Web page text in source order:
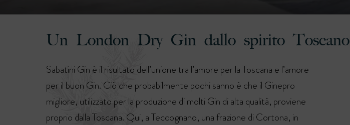
Un London Dry Gin dallo spirito Toscano
Sabatini Gin è il risultato dell’unione tra l’amore per la Toscana e l’amore
per il buon Gin. Ciò che probabilmente pochi sanno è che il Ginepro
migliore, utilizzato per la produzione di molti Gin di alta qualità, proviene
proprio dalla Toscana. Qui, a Teccognano, una frazione di Cortona, in